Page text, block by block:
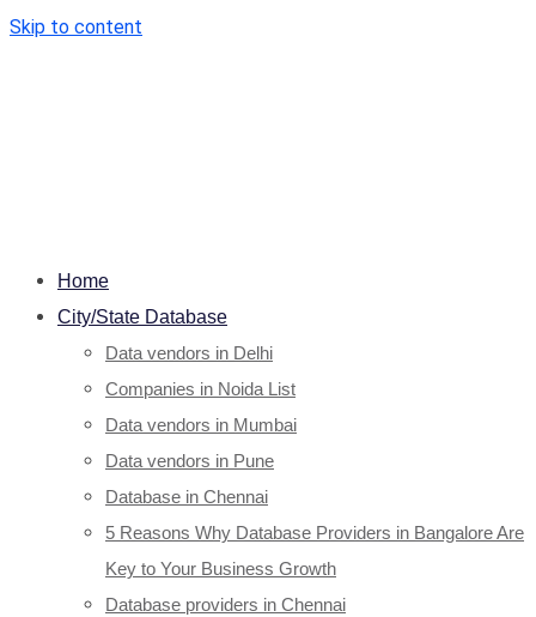
Skip to content
Home
City/State Database
Data vendors in Delhi
Companies in Noida List
Data vendors in Mumbai
Data vendors in Pune
Database in Chennai
5 Reasons Why Database Providers in Bangalore Are
Key to Your Business Growth
Database providers in Chennai